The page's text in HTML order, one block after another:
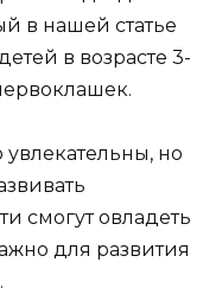
в нашей статье
в возрасте 3-
увлекательны, но
смогут овладеть
для развития